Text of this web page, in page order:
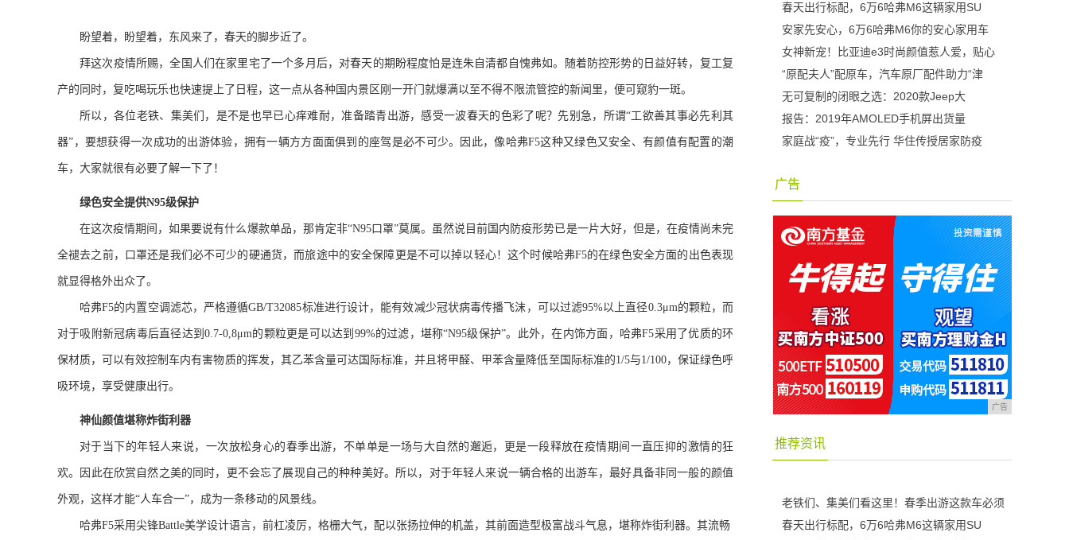
盼望着，盼望着，东风来了，春天的脚步近了。
拜这次疫情所赐，全国人们在家里宅了一个多月后，对春天的期盼程度怕是连朱自清都自愧弗如。随着防控形势的日益好转，复工复
产的同时，复吃喝玩乐也快速提上了日程，这一点从各种国内景区刚一开门就爆满以至不得不限流管控的新闻里，便可窥豹一斑。
所以，各位老铁、集美们，是不是也早已心痒难耐，准备踏青出游，感受一波春天的色彩了呢？先别急，所谓“工欲善其事必先利其
器”，要想获得一次成功的出游体验，拥有一辆方方面面俱到的座驾是必不可少。因此，像哈弗F5这种又绿色又安全、有颜值有配置的潮
车，大家就很有必要了解一下了！
绿色安全提供N95级保护
在这次疫情期间，如果要说有什么爆款单品，那肯定非“N95口罩”莫属。虽然说目前 国内防疫形势已是一片大好，但是，在疫情尚未完
全褪去之前，口罩还是我们必不可少的硬通货，而旅途中的安全保障更是不可以掉以轻心！这个时候哈弗F5的在绿色安全方面的出色表现
就显得格外出众了。
哈弗F5的内置空调滤芯，严格遵循GB/T32085标准进行设计，能有效减少冠状病毒传播飞沫，可以过滤95%以上直径0.3μm的颗粒，而
对于吸附新冠病毒后直径达到0.7-0,8μm的颗粒更是可以达到 99%的过滤，堪称“N95级保护”。此外，在内饰方面，哈弗F5采用了优质的环
保材质，可以有效控制车内有害物质的挥发，其乙苯含量可达国际标准，并且将甲醛、甲苯含量降低至国际标准的1/5与1/100，保证绿色呼
吸环境，享受健康出行。
神仙颜值堪称炸街利器
对于当 下的年轻人来说，一次放松身心的春季出游，不单单是一场与大自然的邂逅，更是一段释放在疫情期间一直压抑的激情的狂
欢。因此在欣赏自然之美的同时，更不会忘了展现自己的种种美好。所以，对于年轻人来说一辆合格的出游车，最好具备非同一般的颜值
外观，这样才能“人车合一”，成为一条移动的风景线。
哈弗F5采用尖锋Battle美学设计语言，前杠凌厉，格栅大气，配以张扬拉伸的机盖，其前面造型极富战斗气息，堪称炸街利器。其流畅
春天出行标配，6万6哈弗M6这辆家用SU
安家先安心，6万6哈弗M6你的安心家用车
女神新宠！比亚迪e3时尚颜值惹人爱，贴心
“原配夫人”配原车，汽车原厂配件助力“津
无可复制的闭眼之选：2020款Jeep大
报告：2019年AMOLED手机屏出货量
家庭战“疫”，专业先行 华住传授居家防疫
广告
广告
推荐资讯
老铁们、集美们看这里！春季出游这款车必须
春天出行标配，6万6哈弗M6这辆家用SU